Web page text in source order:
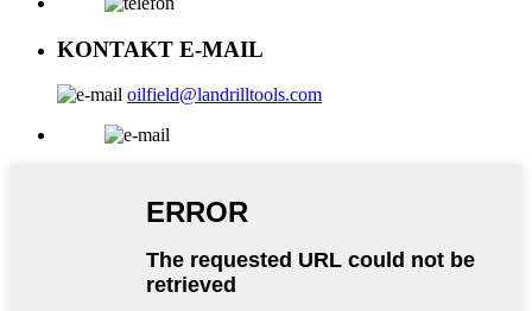
KONTAKT E-MAIL
oilfield@landrilltools.com